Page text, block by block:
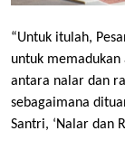
“Untuk itulah,
untuk
antara nalar dan
sebagaimana
Santri, ‘Nalar dan